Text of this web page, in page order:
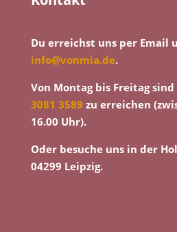
Du erreichst uns per Email
info@vonmia.de.
Von Montag bis Freitag
3081 3589 zu erreichen
16.00 Uhr).
Oder besuche uns in der
04299 Leipzig.